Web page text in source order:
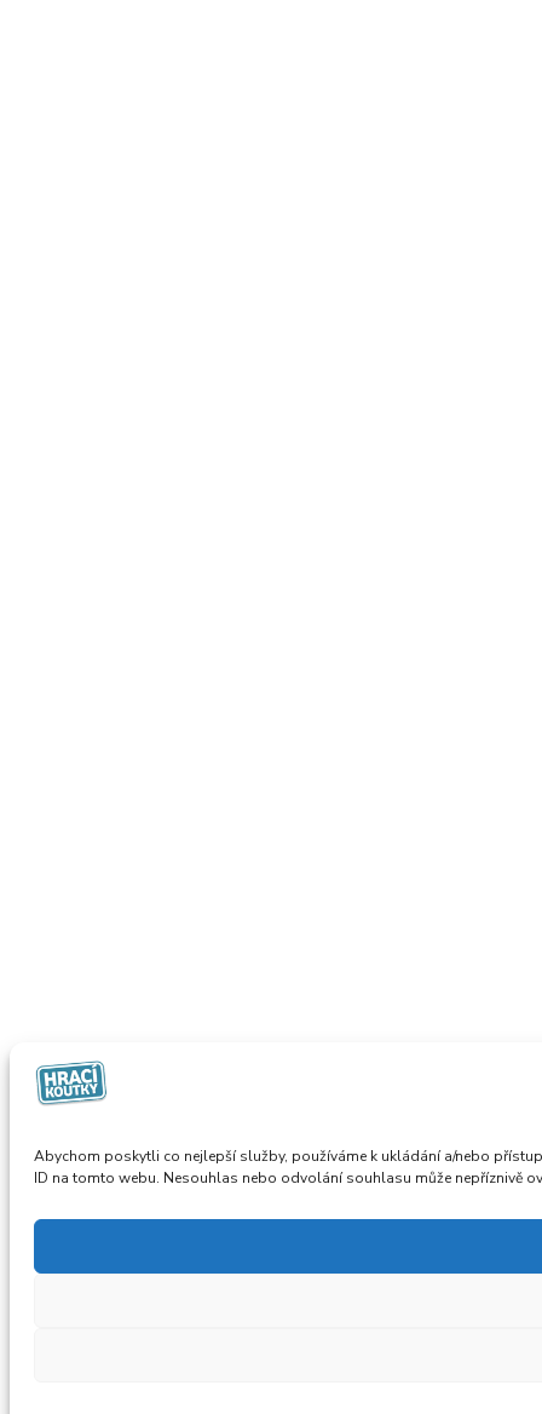
Abychom poskytli co nejlepší služby, používáme k ukládání a/nebo
ID na tomto webu. Nesouhlas nebo odvolání souhlasu může nepříznivě